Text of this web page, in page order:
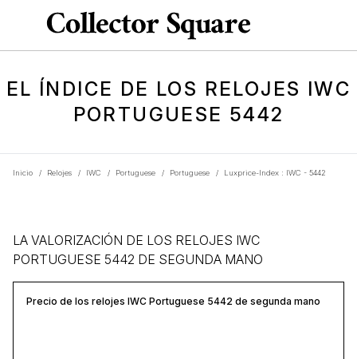
EL ÍNDICE DE LOS RELOJES IWC
PORTUGUESE 5442
Inicio / Relojes / IWC / Portuguese / Portuguese / Luxprice-Index : IWC - 5442
LA VALORIZACIÓN DE LOS RELOJES IWC
PORTUGUESE 5442 DE SEGUNDA MANO
Precio de los relojes IWC Portuguese 5442 de segunda mano